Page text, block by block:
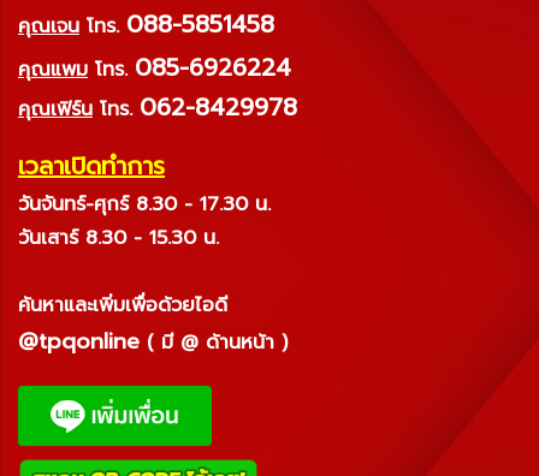
คุณเจน โทร. 088-5851458
คุณแพม โทร. 085-6926224
คุณเฟิร์น โทร. 062-8429978
เวลาเปิดทำการ
วันจันทร์-ศุกร์ 8.30 - 17.30 น.
วันเสาร์ 8.30 - 15.30 น.
ค้นหาและเพิ่มเพื่อด้วยไอดี
@tpqonline ( มี @ ด้านหน้า )